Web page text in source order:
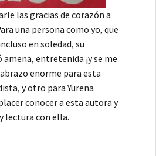
las gracias de corazón a
una persona como yo, que
en soledad, su
entretenida ¡y se me
enorme para esta
y otro para Yurena
conocer a esta autora y
lectura con ella.